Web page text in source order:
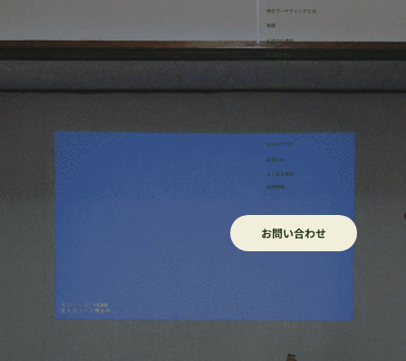
「ブランド」とは何か？中小企業が知っ
ておくべき基本
地方マーケティングとは
実績
お役立ち資料
・リサーチサポートプラン
・事業伴走プラン
ほねろぐ
HONEブログ
​お知らせ
よくある質問
採用情報
お問い合わせ